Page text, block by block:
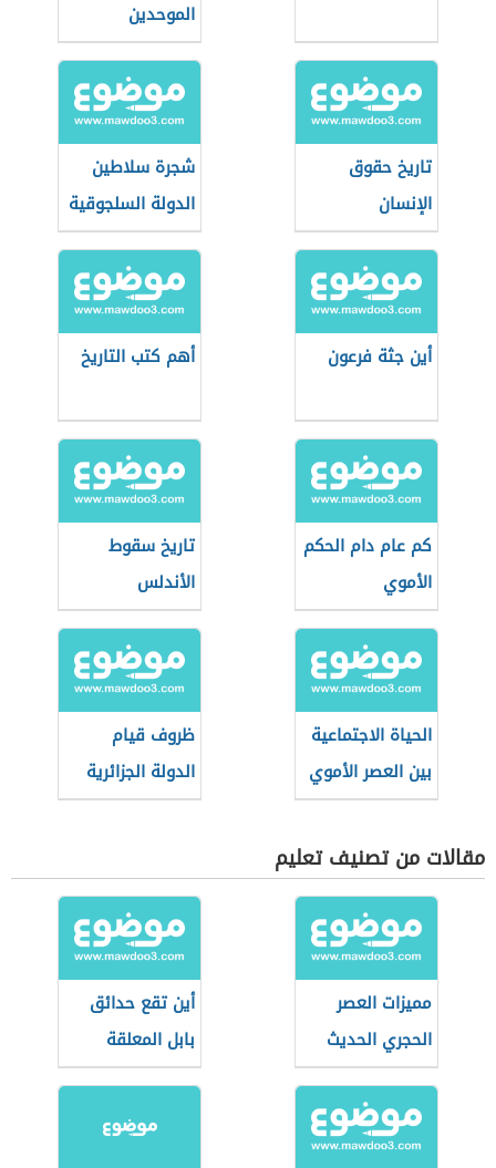
الموحدين
تاريخ حقوق
الإنسان
شجرة سلاطين
الدولة السلجوقية
أين جثة فرعون أهم كتب التاريخ
كم عام دام الحكم
الأموي
تاريخ سقوط
الأندلس
الحياة الاجتماعية
بين العصر الأموي
والعباسي
ظروف قيام
الدولة الجزائرية
مقالات من تصنيف تعليم
مميزات العصر
الحجري الحديث
أين تقع حدائق
بابل المعلقة